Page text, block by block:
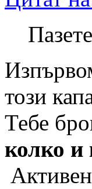
този
Тебе
колко и
Активен